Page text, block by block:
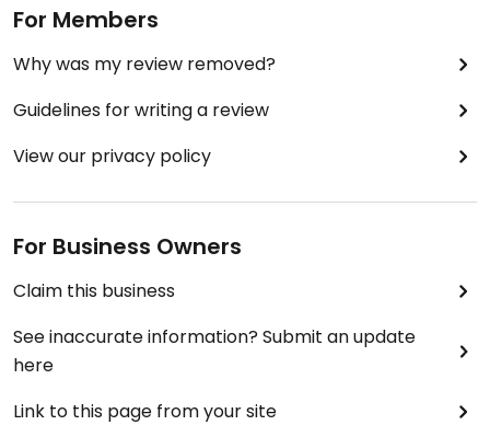
For Members
Why was my review removed?
Guidelines for writing a review
View our privacy policy
For Business Owners
Claim this business
See inaccurate information? Submit an update
here
Link to this page from your site